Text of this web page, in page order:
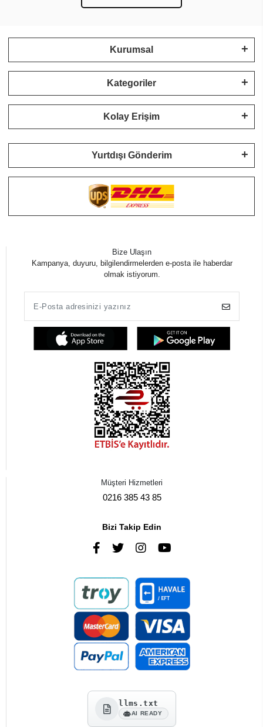
Kurumsal
Kategoriler
Kolay Erişim
Yurtdışı Gönderim
Bize Ulaşın
Kampanya, duyuru, bilgilendirmelerden e-posta ile haberdar
olmak istiyorum.
Müşteri Hizmetleri
0216 385 43 85
Bizi Takip Edin
llms.txt
AI READY